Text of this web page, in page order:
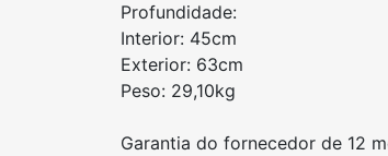
Profundidade:
Interior: 45cm
Exterior: 63cm
Peso: 29,10kg
Garantia do fornecedor de 12